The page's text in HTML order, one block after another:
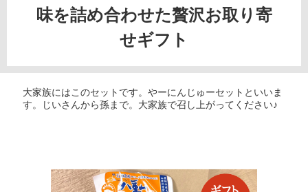
味を詰め合わせた贅沢お取り寄
せギフト
大家族にはこのセットです。やーにんじゅーセットといいま
す。じいさんから孫まで。大家族で召し上がってください♪